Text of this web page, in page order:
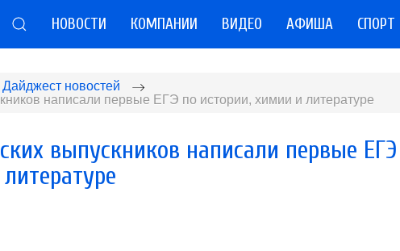
НОВОСТИ КОМПАНИИ ВИДЕО АФИША СПОРТ
Дайджест новостей
написали первые ЕГЭ по истории, химии и литературе
выпускников написали первые ЕГЭ